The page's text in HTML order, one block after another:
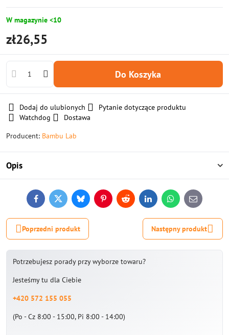
W magazynie <10
zł26,55
Do Koszyka
Dodaj do ulubionych
Pytanie dotyczące produktu
Watchdog
Dostawa
Producent: Bambu Lab
Opis
FacebookTwitterBlueskyPinterestReddit LinkedInWhatsApp
E-
mail
Poprzedni produkt Następny produkt
Potrzebujesz porady przy wyborze towaru?
Jesteśmy tu dla Ciebie
+420 572 155 055
(Po - Cz 8:00 - 15:00, Pi 8:00 - 14:00)